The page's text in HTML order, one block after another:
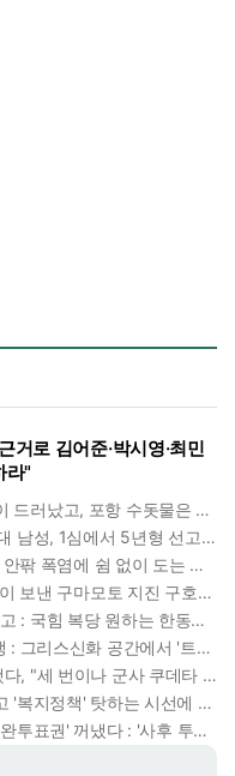
거로 김어준·박시영·최민
라"
다뉴브강에서 제2차 세계대전 군함이 드러났고, 포항 수돗물은 갑자기 짜졌다 : 폭염·가뭄이 만든 낯선 풍경
부모 외출 틈타 여동생 성폭행한 20대 남성, 1심에서 5년형 선고 : 친족 간 '암수범죄'의 심각성
"실외기 과열, 문 닫지 마세요" 40도 안팎 폭염에 쉼 없이 도는 에어컨 : 화재 위험 경고등!
"한국산 물은 변기 물로 써라" : 한국이 보낸 구마모토 지진 구호품에 한 일본인의 '어처구니 없는' 반응
필리버스터는 밀리고 토론회는 묻히고 : 국힘 복당 원하는 한동훈, '검사 정치'의 한계만 드러내나
영화 '오디세이'에 난데없는 정치논쟁 : 그리스신화 공간에서 '트럼프 전쟁의 참혹함'이 보인다
이재명 사관학교 통합 반대를 직격했다, "세 번이나 군사 쿠데타 했는데 압도적 지위"
경기지사 추미애, 경기도 재정난 두고 '복지정책' 탓하는 시선에 정면 반박 : "고령자와 아이 인구 급증"
민주당 친석계, 전당대회 진행 중 '보완투표권' 꺼냈다 : '사후 투표 허용' 무리수에 정청래 "투표 쿠데타"